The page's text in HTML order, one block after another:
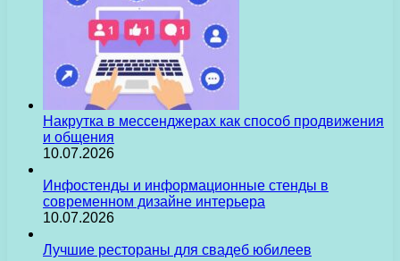
Накрутка в мессенджерах как способ продвижения
и общения
10.07.2026
Инфостенды и информационные стенды в
современном дизайне интерьера
10.07.2026
Лучшие рестораны для свадеб юбилеев